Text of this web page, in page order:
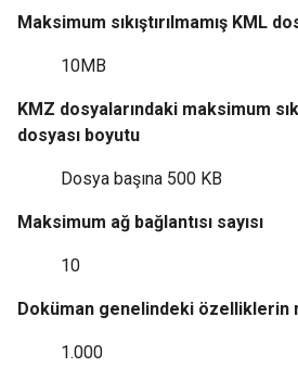
Maksimum sıkıştırılmamış KML
10MB
KMZ dosyalarındaki maksimum
dosyası boyutu
Dosya başına 500 KB
Maksimum ağ bağlantısı sayısı
10
Doküman genelindeki özelliklerin
1.000